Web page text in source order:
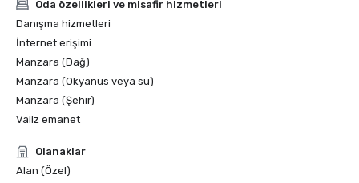
Oda özellikleri ve misafir hizmetleri
Danışma hizmetleri
İnternet erişimi
Manzara (Dağ)
Manzara (Okyanus veya su)
Manzara (Şehir)
Valiz emanet
Olanaklar
Alan (Özel)